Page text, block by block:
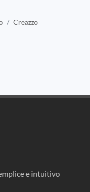
Creazzo
e intuitivo